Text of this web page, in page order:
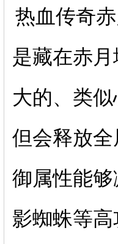
热血传奇
是藏在赤
大的、类
但会释放
御属性能
影蜘蛛等